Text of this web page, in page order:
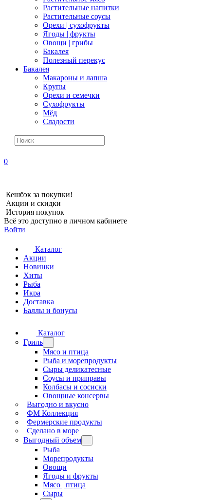
Растительные напитки
Растительные соусы
Орехи | сухофрукты
Ягоды | фрукты
Овощи | грибы
Бакалея
Полезный перекус
Бакалея
Макароны и лапша
Крупы
Орехи и семечки
Сухофрукты
Мёд
Сладости
0
Кешбэк за покупки!
Акции и скидки
История покупок
Всё это доступно в личном кабинете
Войти
Каталог
Акции
Новинки
Хиты
Рыба
Икра
Доставка
Баллы и бонусы
Каталог
Гриль
Мясо и птица
Рыба и морепродукты
Сыры деликатесные
Соусы и приправы
Колбасы и сосиски
Овощные консервы
Выгодно и вкусно
ФМ Коллекция
Фермерские продукты
Сделано в море
Выгодный объем
Рыба
Морепродукты
Овощи
Ягоды и фрукты
Мясо | птица
Сыры